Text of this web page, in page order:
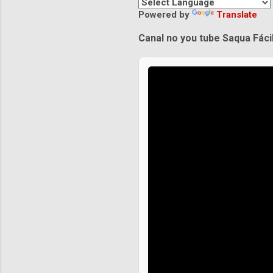
Powered by Translate
Canal no you tube Saqua